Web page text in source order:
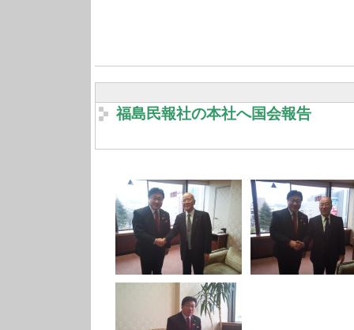
福島民報社の本社へ国会報告